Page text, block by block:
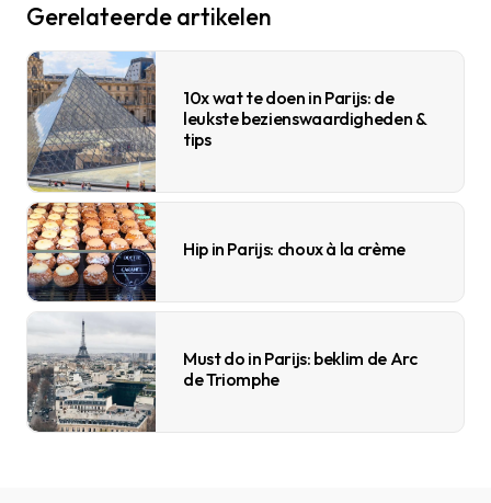
Gerelateerde artikelen
10x wat te doen in Parijs: de
leukste bezienswaardigheden &
tips
Hip in Parijs: choux à la crème
Must do in Parijs: beklim de Arc
de Triomphe